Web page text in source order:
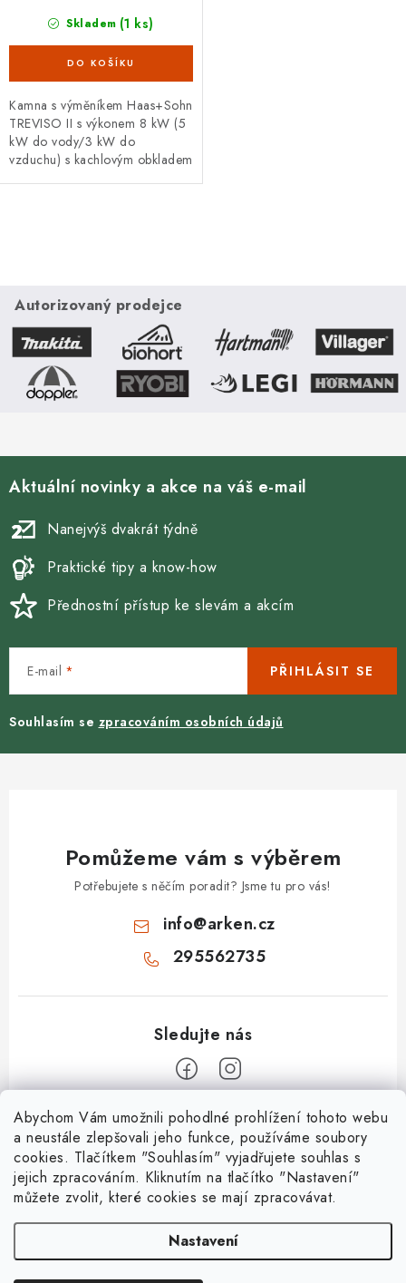
Abychom Vám umožnili pohodlné prohlížení tohoto webu
a neustále zlepšovali jeho funkce, používáme soubory
cookies. Tlačítkem "Souhlasím" vyjadřujete souhlas s
jejich zpracováním. Kliknutím na tlačítko "Nastavení"
můžete zvolit, které cookies se mají zpracovávat.
Nastavení
Skladem (1 ks)
Kamna s výměníkem Haas+Sohn
TREVISO II s výkonem 8 kW (5
kW do vody/3 kW do
vzduchu) s kachlovým obkladem
á
d
a
r
v
k
y
v
ý
p
i
Autorizovaný prodejce
Aktuální novinky a akce na váš e-mail
Nanejvýš dvakrát týdně
Praktické tipy a know-how
Přednostní přístup ke slevám a akcím
E-mail
Souhlasím se zpracováním osobních údajů
PŘIHLÁSIT SE
Pomůžeme vám s výběrem
Potřebujete s něčím poradit? Jsme tu pro vás!
info@arken.cz
295562735
O Arken
O nás
Kontakty
Mapa servisů
Vše o nákupu
Doprava a platba
Platební metody